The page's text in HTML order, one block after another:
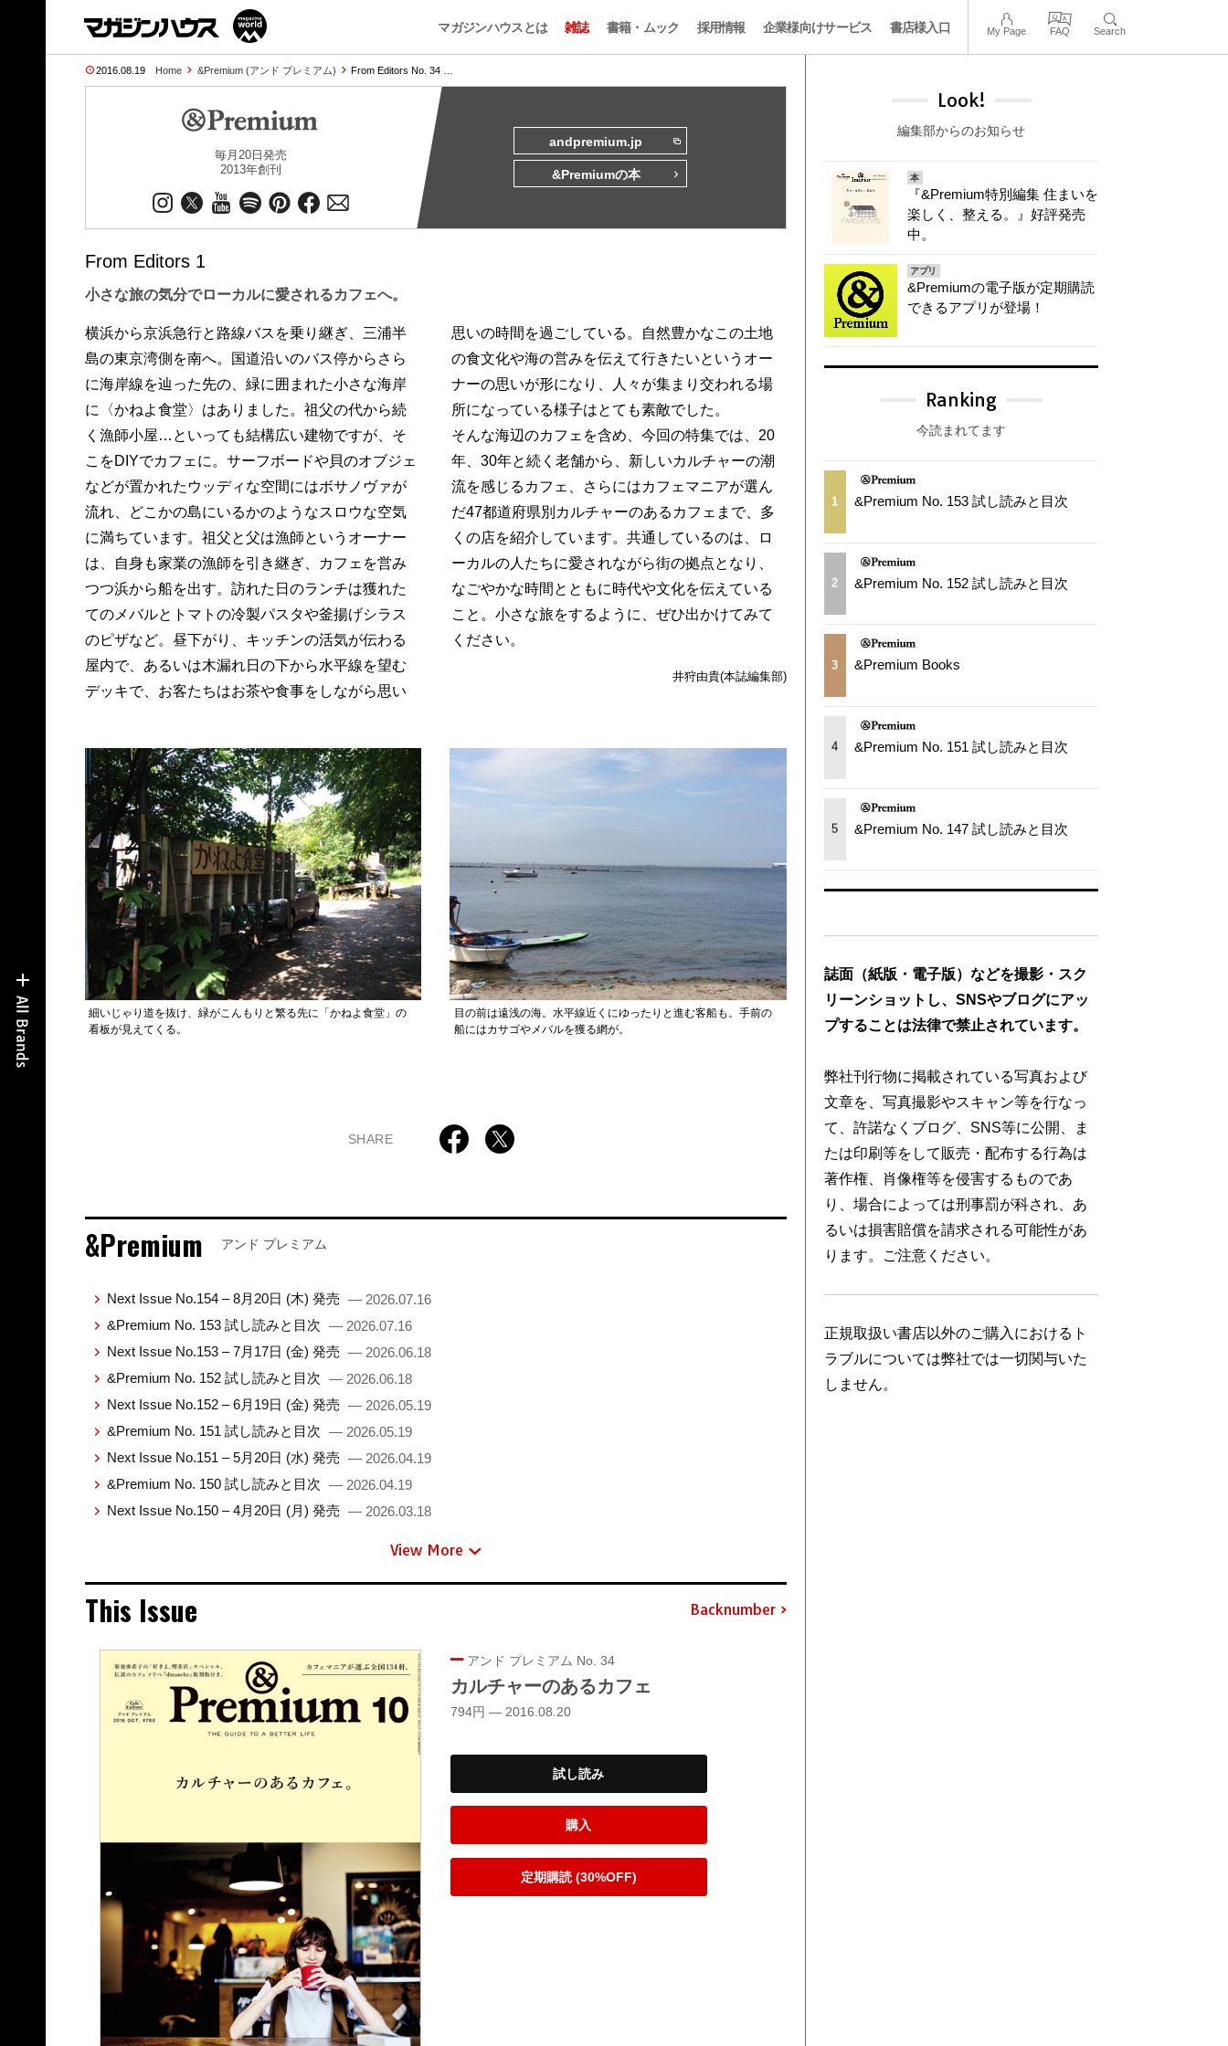
マガジンハウスとは 雑誌 書籍・ムック 採用情報 企業様向けサービス 書店様入口 My Page FAQ Search
2016.08.19 Home &Premium (アンド プレミアム) From Editors No. 34 …
毎月20日発売
2013年創刊
andpremium.jp
&Premiumの本
From Editors 1
小さな旅の気分でローカルに愛されるカフェへ。
横浜から京浜急行と路線バスを乗り継ぎ、三浦半
島の東京湾側を南へ。国道沿いのバス停からさら
に海岸線を辿った先の、緑に囲まれた小さな海岸
に〈かねよ食堂〉はありました。祖父の代から続
く漁師小屋…といっても結構広い建物ですが、そ
こをDIYでカフェに。サーフボードや貝のオブジェ
などが置かれたウッディな空間にはボサノヴァが
流れ、どこかの島にいるかのようなスロウな空気
に満ちています。祖父と父は漁師というオーナー
は、自身も家業の漁師を引き継ぎ、カフェを営み
つつ浜から船を出す。訪れた日のランチは獲れた
てのメバルとトマトの冷製パスタや釜揚げシラス
のピザなど。昼下がり、キッチンの活気が伝わる
屋内で、あるいは木漏れ日の下から水平線を望む
デッキで、お客たちはお茶や食事をしながら思い
思いの時間を過ごしている。自然豊かなこの土地
の食文化や海の営みを伝えて行きたいというオー
ナーの思いが形になり、人々が集まり交われる場
所になっている様子はとても素敵でした。
そんな海辺のカフェを含め、今回の特集では、20
年、30年と続く老舗から、新しいカルチャーの潮
流を感じるカフェ、さらにはカフェマニアが選ん
だ47都道府県別カルチャーのあるカフェまで、多
くの店を紹介しています。共通しているのは、ロ
ーカルの人たちに愛されながら街の拠点となり、
なごやかな時間とともに時代や文化を伝えている
こと。小さな旅をするように、ぜひ出かけてみて
ください。
井狩由貴(本誌編集部)
細いじゃり道を抜け、緑がこんもりと繁る先に「かねよ食堂」の
看板が見えてくる。
目の前は遠浅の海。水平線近くにゆったりと進む客船も。手前の
船にはカサゴやメバルを獲る網が。
SHARE
&Premium アンド プレミアム
Next Issue No.154 – 8月20日 (木) 発売 — 2026.07.16
&Premium No. 153 試し読みと目次 — 2026.07.16
Next Issue No.153 – 7月17日 (金) 発売 — 2026.06.18
&Premium No. 152 試し読みと目次 — 2026.06.18
Next Issue No.152 – 6月19日 (金) 発売 — 2026.05.19
&Premium No. 151 試し読みと目次 — 2026.05.19
Next Issue No.151 – 5月20日 (水) 発売 — 2026.04.19
&Premium No. 150 試し読みと目次 — 2026.04.19
Next Issue No.150 – 4月20日 (月) 発売 — 2026.03.18
View More
This Issue Backnumber
アンド プレミアム No. 34
カルチャーのあるカフェ
794円 — 2016.08.20
試し読み
購入
定期購読 (30%OFF)
Look!
編集部からのお知らせ
本
『&Premium特別編集 住まいを
楽しく、整える。』好評発売
中。
アプリ
&Premiumの電子版が定期購読
できるアプリが登場！
Ranking
今読まれてます
1 &Premium No. 153 試し読みと目次
2 &Premium No. 152 試し読みと目次
3 &Premium Books
4 &Premium No. 151 試し読みと目次
5 &Premium No. 147 試し読みと目次
誌面（紙版・電子版）などを撮影・スク
リーンショットし、SNSやブログにアッ
プすることは法律で禁止されています。
弊社刊行物に掲載されている写真および
文章を、写真撮影やスキャン等を行なっ
て、許諾なくブログ、SNS等に公開、ま
たは印刷等をして販売・配布する行為は
著作権、肖像権等を侵害するものであ
り、場合によっては刑事罰が科され、あ
るいは損害賠償を請求される可能性があ
ります。ご注意ください。
正規取扱い書店以外のご購入におけるト
ラブルについては弊社では一切関与いた
しません。